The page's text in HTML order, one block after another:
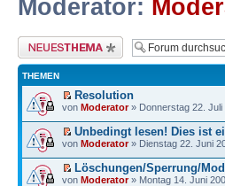
Moderator:
Neues Thema erstellen
THEMEN
Resolution
von Moderator» Donnerstag 22. Juli
Unbedingt lesen! Dies ist
von Moderator» Dienstag 22. Juni
Löschungen/Sperrung/
von Moderator» Montag 14. Juni